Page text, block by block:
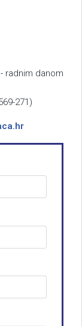
radnim danom
271)